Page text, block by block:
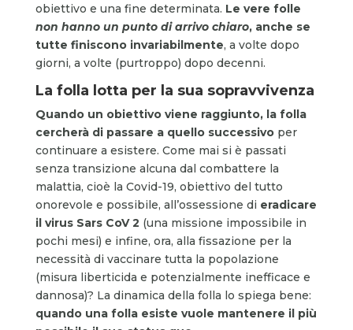
obiettivo e una fine determinata. Le vere folle
non hanno un punto di arrivo chiaro, anche se
tutte finiscono invariabilmente, a volte dopo
giorni, a volte (purtroppo) dopo decenni.
La folla lotta per la sua sopravvivenza
Quando un obiettivo viene raggiunto, la folla
cercherà di passare a quello successivo per
continuare a esistere. Come mai si è passati
senza transizione alcuna dal combattere la
malattia, cioè la Covid-19, obiettivo del tutto
onorevole e possibile, all’ossessione di eradicare
il virus Sars CoV 2 (una missione impossibile in
pochi mesi) e infine, ora, alla fissazione per la
necessità di vaccinare tutta la popolazione
(misura liberticida e potenzialmente inefficace e
dannosa)? La dinamica della folla lo spiega bene:
quando una folla esiste vuole mantenere il più